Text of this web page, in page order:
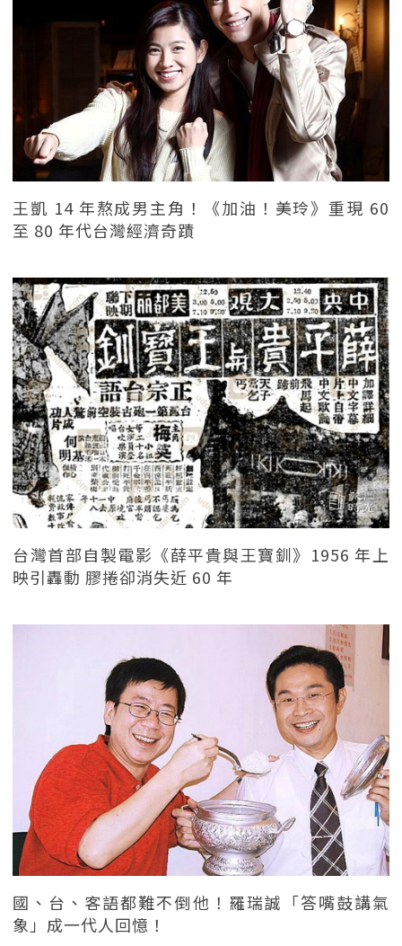
王凱 14 年熬成男主角！《加油！美玲》重現 60
至 80 年代台灣經濟奇蹟
台灣首部自製電影《薛平貴與王寶釧》1956 年上
映引轟動 膠捲卻消失近 60 年
國、台、客語都難不倒他！羅瑞誠「答嘴鼓講氣
象」成一代人回憶！